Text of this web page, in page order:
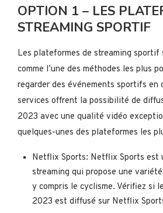
OPTION 1 – LES
STREAMING SPORTIF
Les plateformes de streaming sportif
comme l’une des méthodes les plus
regarder des événements sportifs en
services offrent la possibilité de
2023 avec une qualité vidéo
quelques-unes des plateformes les
Netflix Sports: Netflix Sports est
streaming qui propose une
y compris le cyclisme. Vérifiez si
2023 est diffusé sur Netflix